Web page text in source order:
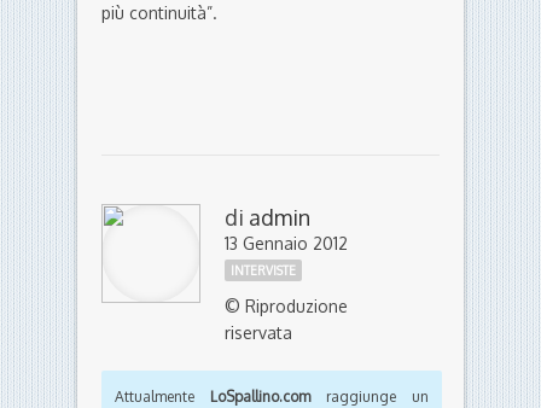
più continuità”.
di admin
13 Gennaio 2012
INTERVISTE
© Riproduzione
riservata
Attualmente LoSpallino.comraggiunge un